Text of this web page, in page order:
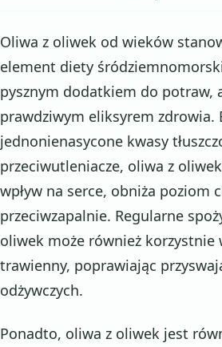
Oliwa z oliwek od wieków
element diety
pysznym dodatkiem do potraw,
prawdziwym eliksyrem zdrowia.
jednonienasycone kwasy
przeciwutleniacze, oliwa z
wpływ na serce, obniża poziom
przeciwzapalnie. Regularne
oliwek może również korzystnie
trawienny, poprawiając
odżywczych.
Ponadto, oliwa z oliwek jest